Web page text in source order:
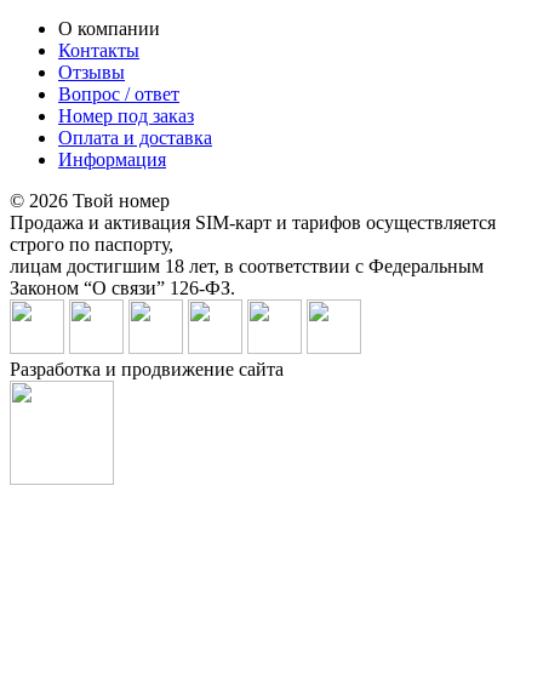
О компании
Контакты
Отзывы
Вопрос / ответ
Номер под заказ
Оплата и доставка
Информация
© 2026 Твой номер
Продажа и активация SIM-карт и тарифов осуществляется
строго по паспорту,
лицам достигшим 18 лет, в соответствии с Федеральным
Законом “О связи” 126-ФЗ.
Разработка и продвижение сайта